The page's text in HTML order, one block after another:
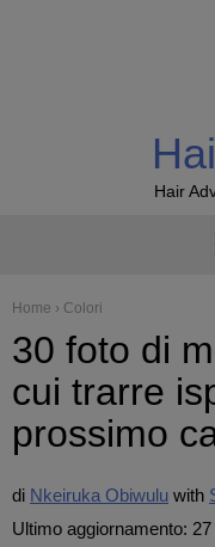
Hair
Home › Colori
30 foto di
cui trarre
prossimo
di Nkeiruka Obiwulu
Ultimo aggiornamento: